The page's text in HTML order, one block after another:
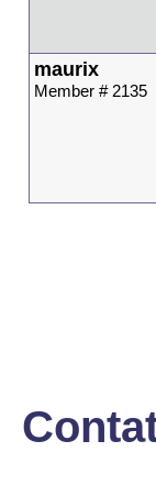
maurix
Member # 2135